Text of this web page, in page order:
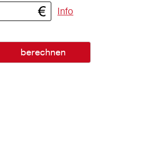
Info
berechnen